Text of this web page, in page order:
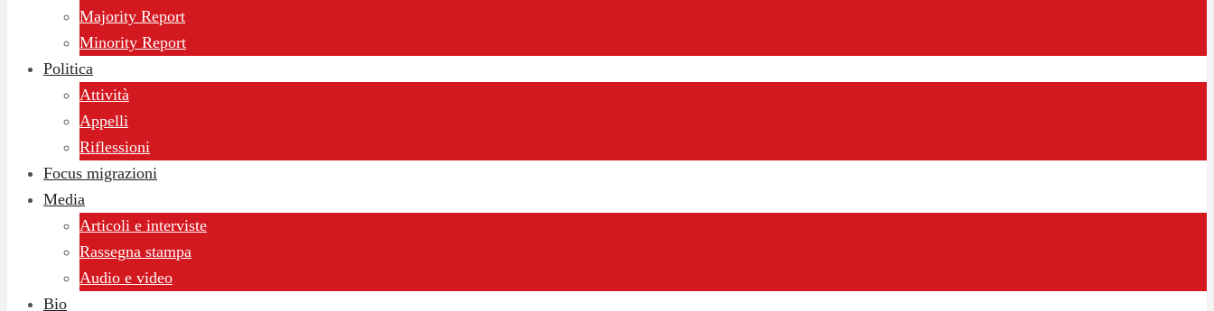
Majority Report
Minority Report
Politica
Attività
Appelli
Riflessioni
Focus migrazioni
Media
Articoli e interviste
Rassegna stampa
Audio e video
Bio